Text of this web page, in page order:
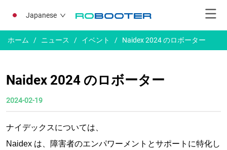
Japanese
ホーム / ニュース / イベント / Naidex 2024 のロボーター
Naidex 2024 のロボーター
2024-02-19
ナイデックスについては、
Naidex は、障害者のエンパワーメントとサポートに特化し